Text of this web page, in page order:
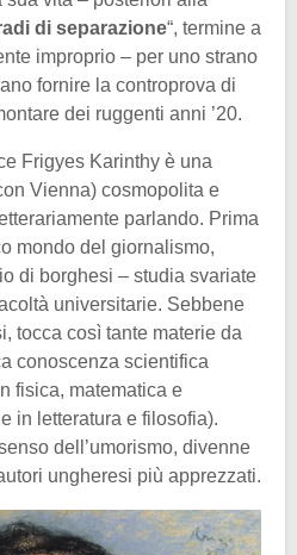
di separazione“, termine a
improprio – per uno strano
fornire la controprova di
dei ruggenti anni ’20.
Frigyes Karinthy è una
Vienna) cosmopolita e
parlando. Prima
mondo del giornalismo,
di borghesi – studia svariate
universitarie. Sebbene
tocca così tante materie da
conoscenza scientifica
fisica, matematica e
in letteratura e filosofia).
dell’umorismo, divenne
ungheresi più apprezzati.